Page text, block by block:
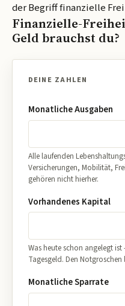
der Begriff finanzielle
Finanzielle-
Geld brauchst du?
DEINE ZAHLEN
Monatliche Ausgaben
Alle laufenden
Versicherungen, Mobilität,
gehören nicht hierher.
Vorhandenes Kapital
Was heute schon angelegt
Tagesgeld. Den Notgroschen
Monatliche Sparrate